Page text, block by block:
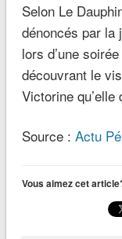
Selon Le
dénoncés par la
lors d’une
découvrant le
Victorine
Source : Actu
Vous aimez cet